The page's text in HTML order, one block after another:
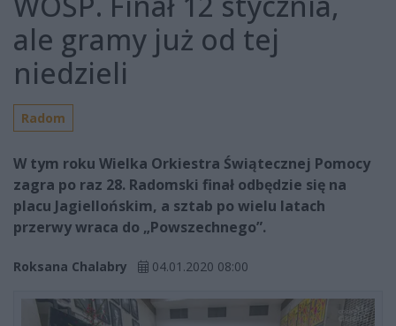
ale gramy już od tej
niedzieli
Radom
W tym roku Wielka Orkiestra Świątecznej Pomocy
zagra po raz 28. Radomski finał odbędzie się na
placu Jagiellońskim, a sztab po wielu latach
przerwy wraca do „Powszechnego”.
Roksana Chalabry 04.01.2020 08:00